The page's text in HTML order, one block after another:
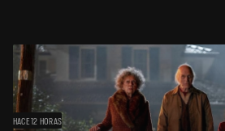
HACE 12 HORAS